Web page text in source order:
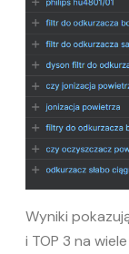
Wyniki
i TOP 3 na